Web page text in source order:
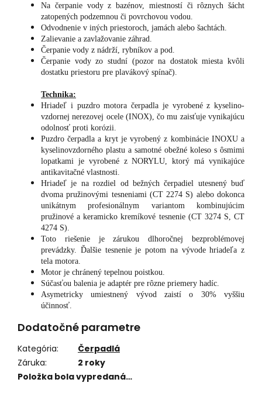
Na čerpanie vody z bazénov, miestností či rôznych šácht
zatopených podzemnou či povrchovou vodou.
Odvodnenie v iných priestoroch, jamách alebo šachtách.
Zalievanie a zavlažovanie záhrad.
Čerpanie vody z nádrží, rybníkov a pod.
Čerpanie vody zo studní (pozor na dostatok miesta kvôli
dostatku priestoru pre plavákový spínač).
Technika:
Hriadeľ i puzdro motora čerpadla je vyrobené z kyselino-
vzdornej nerezovej ocele (INOX), čo mu zaisťuje vynikajúcu
odolnosť proti korózii.
Puzdro čerpadla a kryt je vyrobený z kombinácie INOXU a
kyselinovzdorného plastu a samotné obežné koleso s ôsmimi
lopatkami je vyrobené z NORYLU, ktorý má vynikajúce
antikavitačné vlastnosti.
Hriadeľ je na rozdiel od bežných čerpadiel utesnený buď
dvoma pružinovými tesneniami (CT 2274 S) alebo dokonca
unikátnym profesionálnym variantom kombinujúcim
pružinové a keramicko kremíkové tesnenie (CT 3274 S, CT
4274 S).
Toto riešenie je zárukou dlhoročnej bezproblémovej
prevádzky. Ďalšie tesnenie je potom na vývode hriadeľa z
tela motora.
Motor je chránený tepelnou poistkou.
Súčasťou balenia je adaptér pre rôzne priemery hadíc.
Asymetricky umiestnený vývod zaistí o 30% vyššiu
účinnosť.
Dodatočné parametre
Kategória:
Čerpadlá
Záruka:
2 roky
Položka bola vypredaná…